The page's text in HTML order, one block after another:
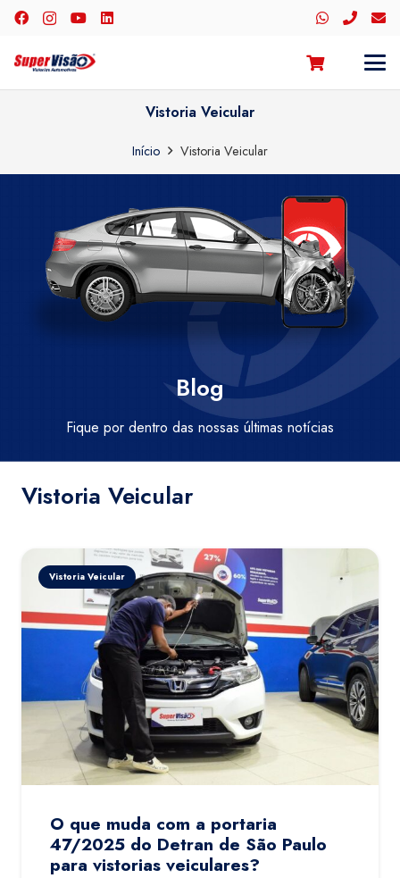
Vistoria Veicular
Início Vistoria Veicular
Blog
Fique por dentro das nossas últimas notícias
Vistoria Veicular
Vistoria Veicular
O que muda com a portaria
47/2025 do Detran de São Paulo
para vistorias veiculares?